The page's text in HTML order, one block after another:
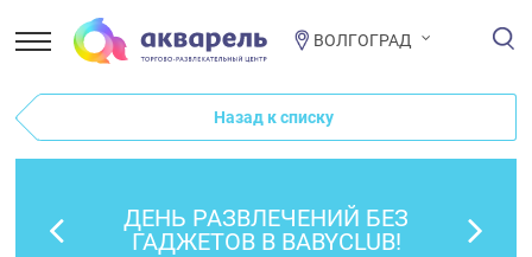
ВОЛГОГРАД
Назад к списку
ДЕНЬ РАЗВЛЕЧЕНИЙ БЕЗ
ГАДЖЕТОВ В BABYCLUB!